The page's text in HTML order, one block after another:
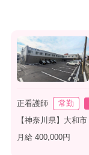
正看護師 常勤
【神奈川県】大和市
月給 400,000円